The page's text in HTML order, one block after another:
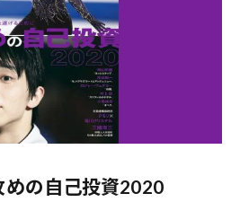
めの自己投資2020